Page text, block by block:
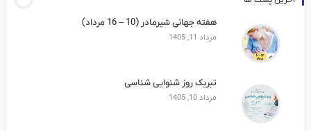
هفته جهانی شیرمادر (10 – 16 مرداد)
مرداد 11, 1405
تبریک روز شنوایی شناسی
مرداد 10, 1405